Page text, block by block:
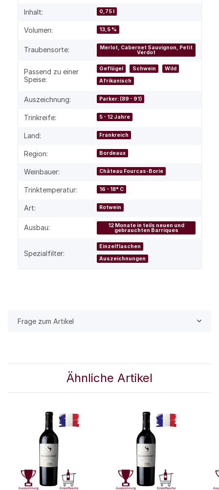
Inhalt: 0,75 l
Volumen: 13,5 %
Traubensorte: Merlot, Cabernet Sauvignon, Petit
Verdot
Passend zu einer
Speise:
Geflügel Schwein
Wild
Afrikanisch
Auszeichnung: Parker: (89 - 91)
Trinkreife: 5 - 12 Jahre
Land: Frankreich
Region: Bordeaux
Weinbauer: Château Fourcas-Borie
Trinktemperatur: 16 - 18° C
Art: Rotwein
Ausbau: 12 Monate in teils neuen und
gebrauchten Barriques
Spezialfilter:
Einzelflaschen
Auszeichnungen
Frage zum Artikel
Ähnliche Artikel